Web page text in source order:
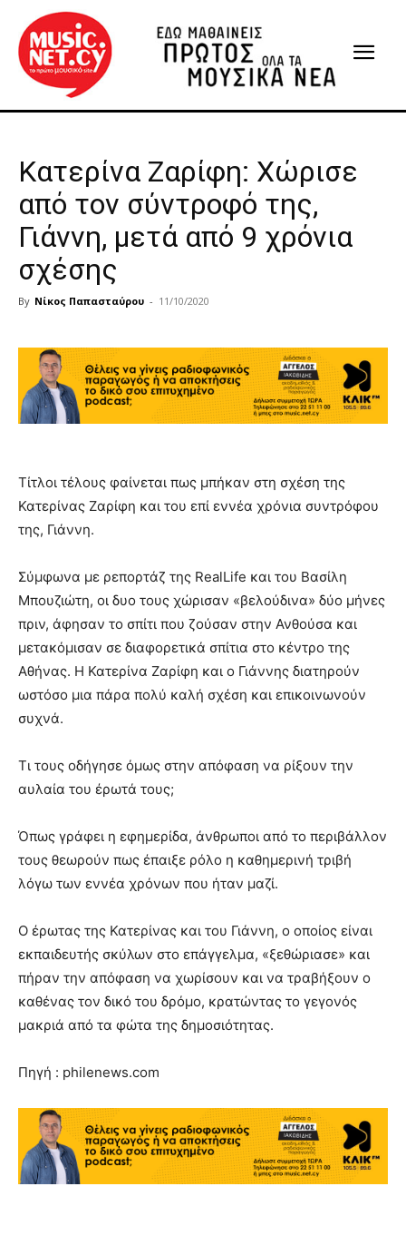
Κατερίνα Ζαρίφη: Χώρισε
από τον σύντροφό της,
Γιάννη, μετά από 9 χρόνια
σχέσης
By Νίκος Παπασταύρου - 11/10/2020
Τίτλοι τέλους φαίνεται πως μπήκαν στη σχέση της
Κατερίνας Ζαρίφη και του επί εννέα χρόνια συντρόφου
της, Γιάννη.
Σύμφωνα με ρεπορτάζ της RealLife και του Βασίλη
Μπουζιώτη, οι δυο τους χώρισαν «βελούδινα» δύο μήνες
πριν, άφησαν το σπίτι που ζούσαν στην Ανθούσα και
μετακόμισαν σε διαφορετικά σπίτια στο κέντρο της
Αθήνας. Η Κατερίνα Ζαρίφη και ο Γιάννης διατηρούν
ωστόσο μια πάρα πολύ καλή σχέση και επικοινωνούν
συχνά.
Τι τους οδήγησε όμως στην απόφαση να ρίξουν την
αυλαία του έρωτά τους;
Όπως γράφει η εφημερίδα, άνθρωποι από το περιβάλλον
τους θεωρούν πως έπαιξε ρόλο η καθημερινή τριβή
λόγω των εννέα χρόνων που ήταν μαζί.
Ο έρωτας της Κατερίνας και του Γιάννη, ο οποίος είναι
εκπαιδευτής σκύλων στο επάγγελμα, «ξεθώριασε» και
πήραν την απόφαση να χωρίσουν και να τραβήξουν ο
καθένας τον δικό του δρόμο, κρατώντας το γεγονός
μακριά από τα φώτα της δημοσιότητας.
Πηγή : philenews.com